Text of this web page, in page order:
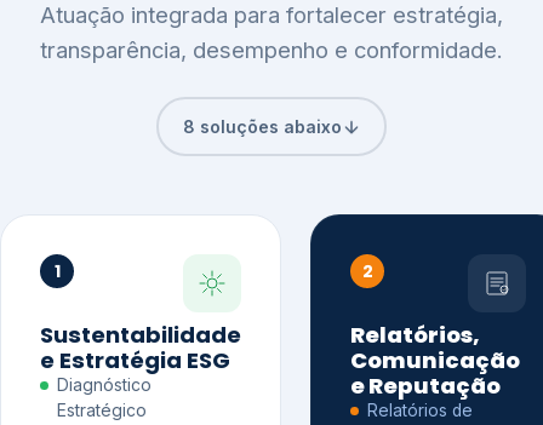
Atuação integrada para fortalecer estratégia,
transparência, desempenho e conformidade.
8 soluções abaixo
1
Sustentabilidade
e Estratégia ESG
Diagnóstico
Estratégico
2
Relatórios,
Comunicação
e Reputação
Relatórios de